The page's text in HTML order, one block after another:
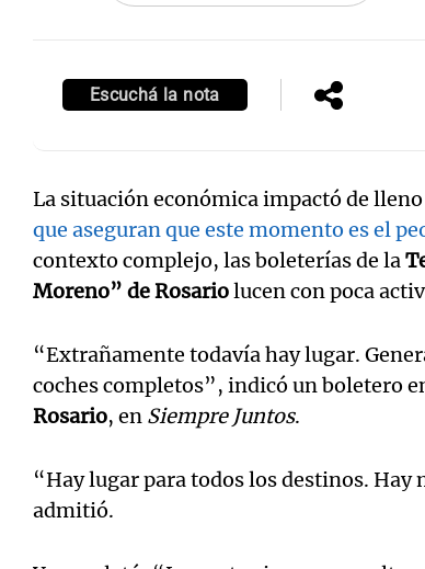
Escuchá la nota
La situación económica impactó de
que aseguran que este momento es el
contexto complejo, las boleterías de la
Moreno” de Rosariolucen con poca
“Extrañamente todavía hay lugar.
coches completos”, indicó un boletero
Rosario, en Siempre Juntos.
“Hay lugar para todos los destinos. Hay
admitió.